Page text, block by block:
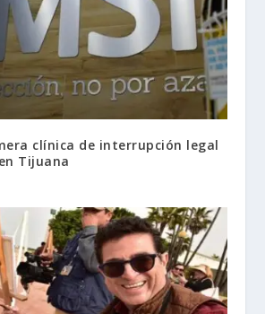
clínica de interrupción legal
Tijuana